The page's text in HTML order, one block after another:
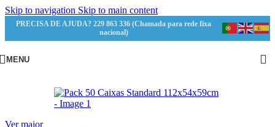
Skip to navigation Skip to main content
PRECISA DE AJUDA? 229 863 336 (Chamada para rede fixa
nacional)
MENU
Ver maior